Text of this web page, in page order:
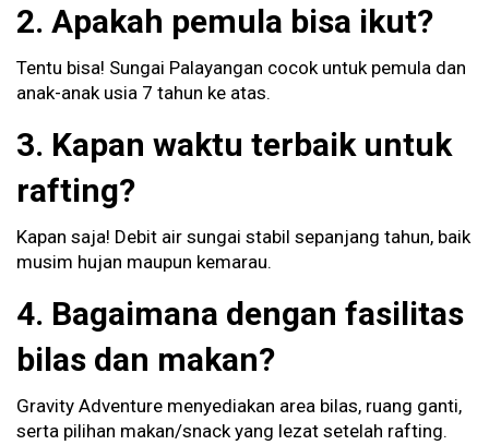
2. Apakah pemula bisa ikut?
Tentu bisa! Sungai Palayangan cocok untuk pemula dan
anak-anak usia 7 tahun ke atas.
3. Kapan waktu terbaik untuk
rafting?
Kapan saja! Debit air sungai stabil sepanjang tahun, baik
musim hujan maupun kemarau.
4. Bagaimana dengan fasilitas
bilas dan makan?
Gravity Adventure menyediakan area bilas, ruang ganti,
serta pilihan makan/snack yang lezat setelah rafting.